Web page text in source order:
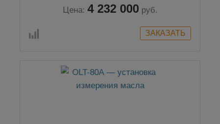
Цена: 4 232 000 руб.